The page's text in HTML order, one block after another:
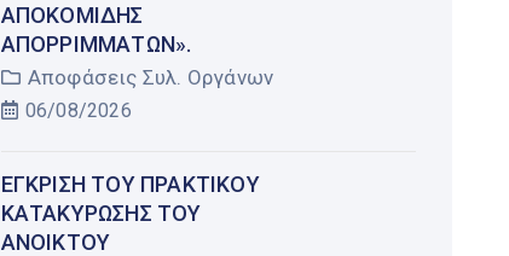
ΑΠΟΚΟΜΙΔΉΣ
ΑΠΟΡΡΙΜΜΆΤΩΝ».
Αποφάσεις Συλ. Οργάνων
06/08/2026
ΈΓΚΡΙΣΗ ΤΟΥ ΠΡΑΚΤΙΚΟΎ
ΚΑΤΑΚΎΡΩΣΗΣ ΤΟΥ
ΑΝΟΙΚΤΟΎ